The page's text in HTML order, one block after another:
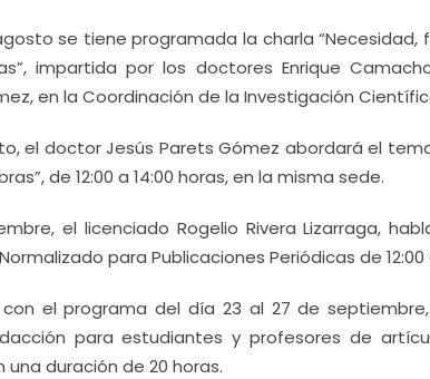
se tiene programada la charla “Necesidad,
impartida por los doctores Enrique
en la Coordinación de la Investigación
el doctor Jesús Parets Gómez abordará el
de 12:00 a 14:00 horas, en la misma sede.
el licenciado Rogelio Rivera Lizarraga,
para Publicaciones Periódicas de 12:00
el programa del día 23 al 27 de
para estudiantes y profesores de
una duración de 20 horas.